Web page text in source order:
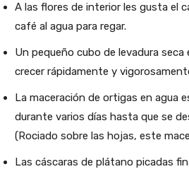
A las flores de interior les gusta el
café al agua para regar.
Un pequeño cubo de levadura
crecer rápidamente y
La maceración de ortigas en agua
durante varios días hasta que se
(Rociado sobre las hojas, este
Las cáscaras de plátano picadas